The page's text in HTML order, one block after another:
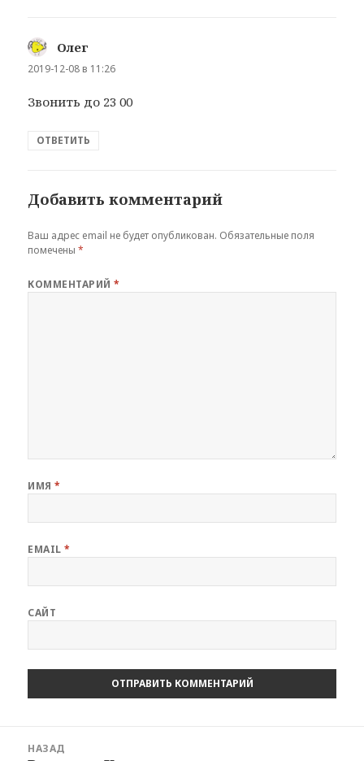
Олег
2019-12-08 в 11:26
Звонить до 23 00
ОТВЕТИТЬ
Добавить комментарий
Ваш адрес email не будет опубликован. Обязательные поля
помечены*
КОММЕНТАРИЙ*
ИМЯ*
EMAIL*
САЙТ
НАЗАД